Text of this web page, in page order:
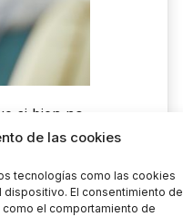
de las cookies
tecnologías como las cookies
dispositivo. El consentimiento de
el comportamiento de
si bien no
concepto
tenemos
se pudieran